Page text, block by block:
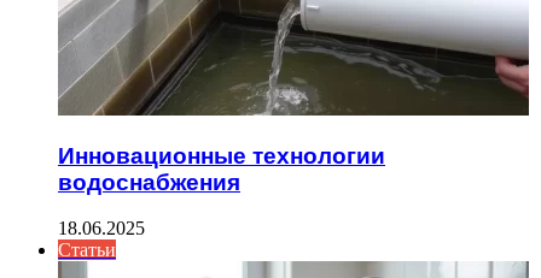
Инновационные технологии
водоснабжения
18.06.2025
Статьи